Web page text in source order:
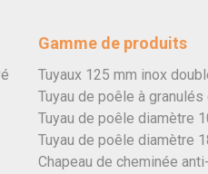
Gamme de produits
Tuyaux 125 mm inox
Tuyau de poêle à
Tuyau de poêle diamètre
Tuyau de poêle diamètre
Chapeau de cheminée